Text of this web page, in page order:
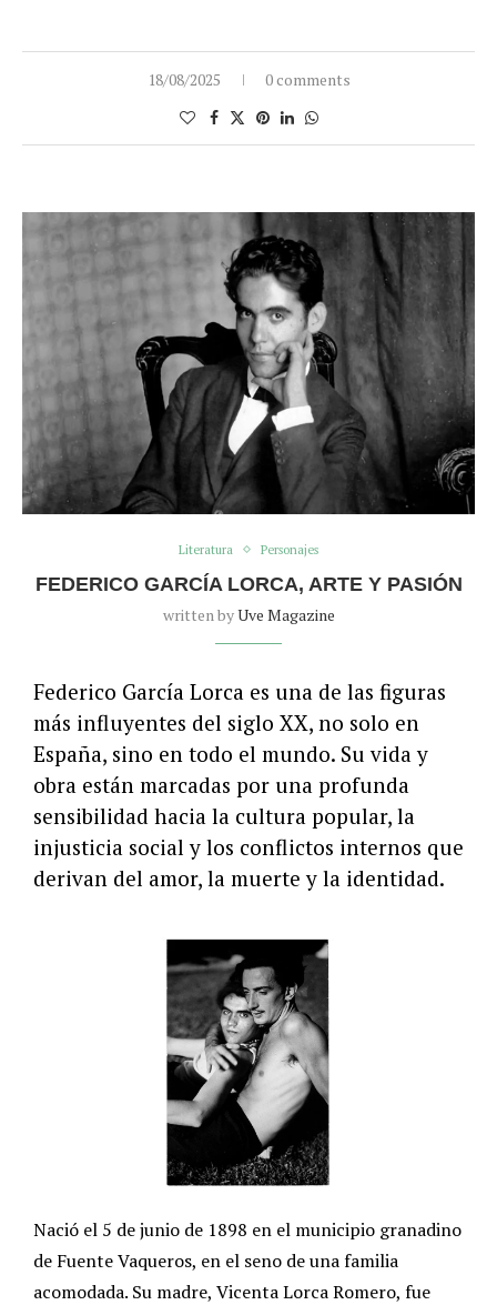
18/08/2025 0 comments
Literatura Personajes
FEDERICO GARCÍA LORCA, ARTE Y PASIÓN
written byUve Magazine
Federico García Lorca es una de las figuras
más influyentes del siglo XX, no solo en
España, sino en todo el mundo. Su vida y
obra están marcadas por una profunda
sensibilidad hacia la cultura popular, la
injusticia social y los conflictos internos que
derivan del amor, la muerte y la identidad.
Nació el 5 de junio de 1898 en el municipio granadino
de Fuente Vaqueros, en el seno de una familia
acomodada. Su madre, Vicenta Lorca Romero, fue